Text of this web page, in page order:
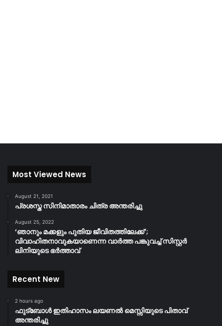
Most Viewed News
August 21, 2021
പ്രശസ്ത സിനിമാതാരം ചിത്ര അന്തരിച്ചു
August 25, 2022
‘ഞാനും മക്കളും പുതിയ ജീവിതത്തിലേക്ക്’;
വിവാഹിതനാവുകയാണെന്ന വാർത്ത പങ്കുവച്ച് സിസ്റ്റർ
ലിനിയുടെ ഭർത്താവ്
Recent New
2 hours ago
ഫുട്ബോൾ ഇതിഹാസം ലയണൽ മെസ്സിയുടെ പിതാവ്
അന്തരിച്ചു